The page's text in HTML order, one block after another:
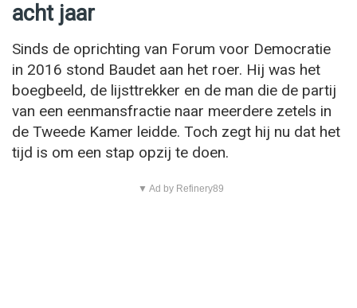
acht jaar
Sinds de oprichting van Forum voor Democratie
in 2016 stond Baudet aan het roer. Hij was het
boegbeeld, de lijsttrekker en de man die de partij
van een eenmansfractie naar meerdere zetels in
de Tweede Kamer leidde. Toch zegt hij nu dat het
tijd is om een stap opzij te doen.
▼ Ad by Refinery89